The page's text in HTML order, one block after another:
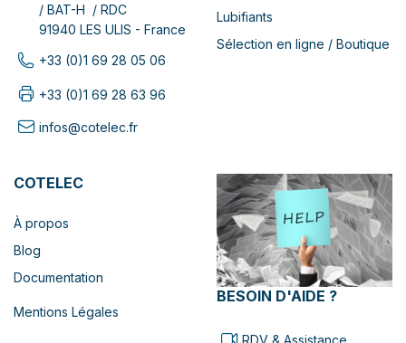
/ BAT-H / RDC
91940 LES ULIS - France
+33 (0)1 69 28 05 06
+33 (0)1 69 28 63 96
infos@cotelec.fr
Lubifiants
Sélection en ligne / Boutique
COTELEC
À propos
Blog
Documentation
Mentions Légales
BESOIN D'AIDE ?
RDV & Assistance